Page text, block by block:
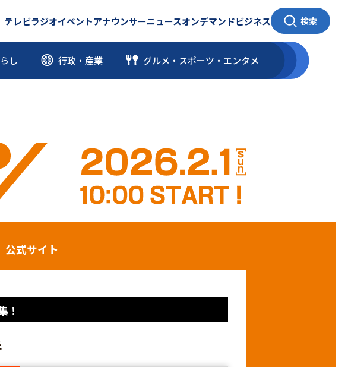
テレビラジオイベントアナウンサーニュースオンデマンドビジネス 検索
し 行政・産業 グルメ・スポーツ ・ エンタメ
公式サイト
！